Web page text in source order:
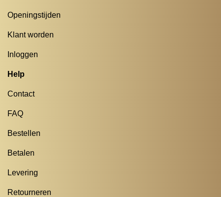
Openingstijden
Klant worden
Inloggen
Help
Contact
FAQ
Bestellen
Betalen
Levering
Retourneren